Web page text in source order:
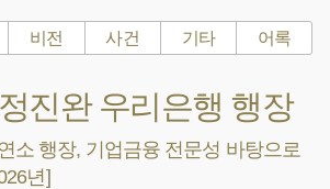
비전 사건 기타 어록
진완 우리은행 행장
소 행장, 기업금융 전문성 바탕으로
년]